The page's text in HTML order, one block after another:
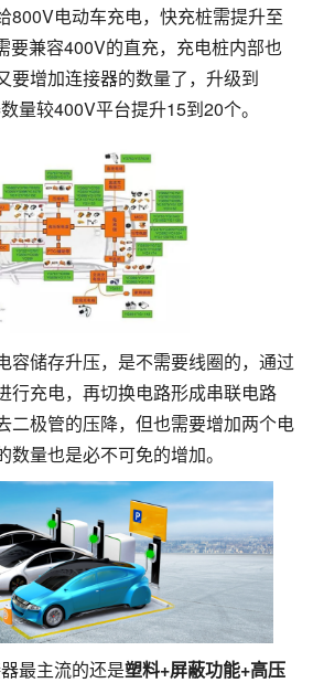
800V电动车充电，快充桩需提升至
要兼容400V的直充，充电桩内部也
要增加连接器的数量了，升级到
量较400V平台提升15到20个。
容储存升压，是不需要线圈的，通过
行充电，再切换电路形成串联电路
二极管的压降，但也需要增加两个电
量也是必不可免的增加。
最主流的还是塑料+屏蔽功能+高压